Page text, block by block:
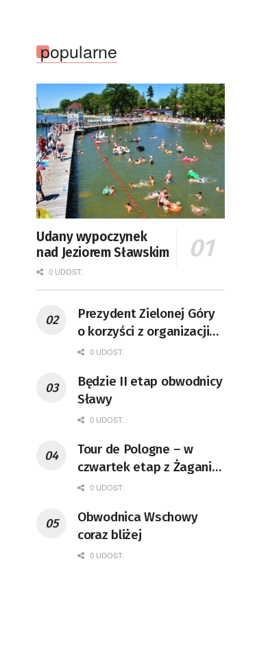
popularne
Udany wypoczynek
nad Jeziorem Sławskim
0 UDOST.
Prezydent Zielonej Góry
o korzyści z organizacji
mety Tour de Pologne
0 UDOST.
Będzie II etap obwodnicy
Sławy
0 UDOST.
Tour de Pologne – w
czwartek etap z Żagania
do Karpacza
0 UDOST.
Obwodnica Wschowy
coraz bliżej
0 UDOST.